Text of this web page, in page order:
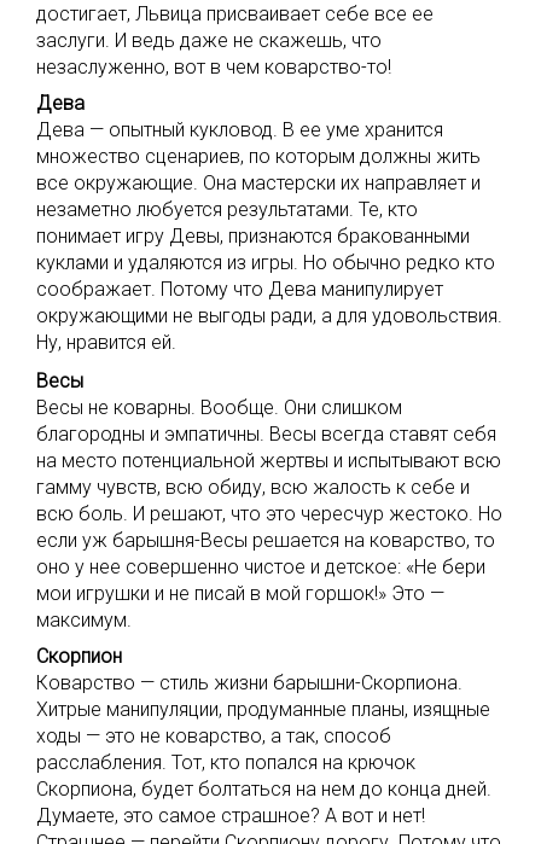
достигает, Львица присваивает себе все ее
заслуги. И ведь даже не скажешь, что
незаслуженно, вот в чем коварство-то!
Дева
Дева — опытный кукловод. В ее уме хранится
множество сценариев, по которым должны жить
все окружающие. Она мастерски их направляет и
незаметно любуется результатами. Те, кто
понимает игру Девы, признаются бракованными
куклами и удаляются из игры. Но обычно редко кто
соображает. Потому что Дева манипулирует
окружающими не выгоды ради, а для удовольствия.
Ну, нравится ей.
Весы
Весы не коварны. Вообще. Они слишком
благородны и эмпатичны. Весы всегда ставят себя
на место потенциальной жертвы и испытывают всю
гамму чувств, всю обиду, всю жалость к себе и
всю боль. И решают, что это чересчур жестоко. Но
если уж барышня-Весы решается на коварство, то
оно у нее совершенно чистое и детское: «Не бери
мои игрушки и не писай в мой горшок!» Это —
максимум.
Скорпион
Коварство — стиль жизни барышни-Скорпиона.
Хитрые манипуляции, продуманные планы, изящные
ходы — это не коварство, а так, способ
расслабления. Тот, кто попался на крючок
Скорпиона, будет болтаться на нем до конца дней.
Думаете, это самое страшное? А вот и нет!